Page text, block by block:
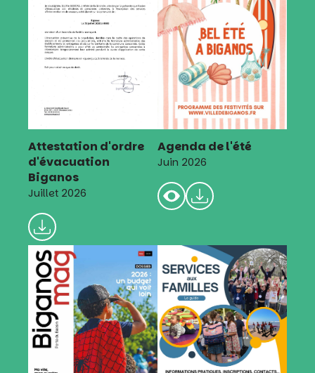
Attestation d'ordre
d'évacuation
Biganos
Juillet 2026
Agenda de l'été
Juin 2026